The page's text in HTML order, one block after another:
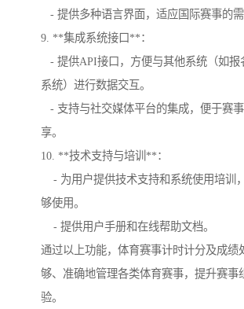
- 提供多种语言界面，适应国际赛事的需
9. **集成系统接口**：
- 提供API接口，方便与其他系统（如报
系统）进行数据交互。
- 支持与社交媒体平台的集成，便于赛
享。
10. **技术支持与培训**：
- 为用户提供技术支持和系统使用培训
够使用。
- 提供用户手册和在线帮助文档。
通过以上功能，体育赛事计时计分及成绩
够、准确地管理各类体育赛事，提升赛事
验。